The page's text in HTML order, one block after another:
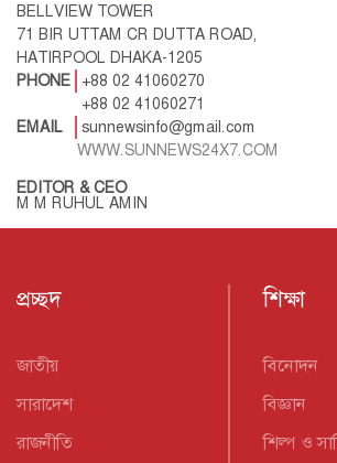
BELLVIEW TOWER
71 BIR UTTAM CR DUTTA ROAD,
HATIRPOOL DHAKA-1205
PHONE
+88 02 41060270
+88 02 41060271
EMAIL
sunnewsinfo@gmail.com
WWW.SUNNEWS24X7.COM
EDITOR & CEO
M M RUHUL AMIN
প্রচ্ছদ
জাতীয়
সারাদেশ
রাজনীতি
শিক্ষা
বিনোদন
বিজ্ঞান
শিল্প ও